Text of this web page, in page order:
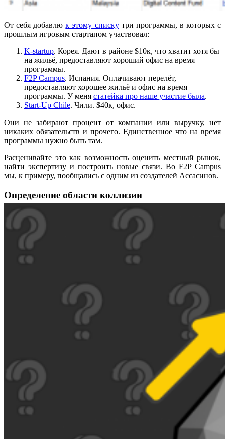
От себя добавлюк этому спискутри программы, в которых с
прошлым игровым стартапом участвовал:
K-startup. Корея. Дают в районе $10к, что хватит хотя бы
на жильё, предоставляют хороший офис на время
программы.
F2P Campus. Испания. Оплачивают перелёт,
предоставляют хорошее жильё и офис на время
программы. У меня статейка про наше участие была.
Start-Up Chile. Чили. $40к, офис.
Они не забирают процент от компании или выручку, нет
никаких обязательств и прочего. Единственное что на время
программы нужно быть там.
Расценивайте это как возможность оценить местный рынок,
найти экспертизу и построить новые связи. Во F2P Campus
мы, к примеру, пообщались с одним из создателей Ассасинов.
Определение области коллизии